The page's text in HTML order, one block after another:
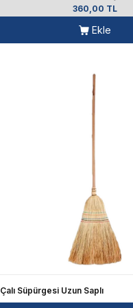
360,00 TL
Ekle
Çalı Süpürgesi Uzun Saplı